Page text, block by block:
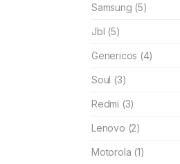
Samsung (5)
Jbl (5)
Genericos (4)
Soul (3)
Redmi (3)
Lenovo (2)
Motorola (1)